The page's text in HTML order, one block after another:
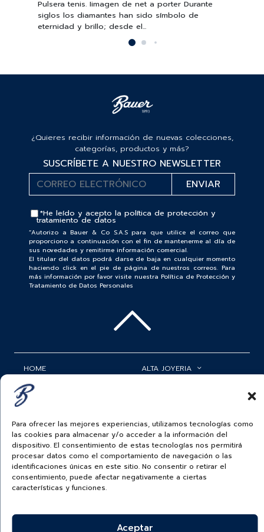
Para ofrecer las mejores experiencias, utilizamos tecnologías como
las cookies para almacenar y/o acceder a la información del
dispositivo. El consentimiento de estas tecnologías nos permitirá
procesar datos como el comportamiento de navegación o las
identificaciones únicas en este sitio. No consentir o retirar el
consentimiento, puede afectar negativamente a ciertas
características y funciones.
Aceptar
Pulsera tenis. Iimagen de net a porter Durante
siglos los diamantes han sido símbolo de
eternidad y brillo; desde el...
¿Quieres recibir información de nuevas colecciones,
categorías, productos y más?
SUSCRÍBETE A NUESTRO NEWSLETTER
*He leído y acepto la política de protección y
tratamiento de datos
“Autorizo a Bauer & Co S.A.S para que utilice el correo que
proporciono a continuación con el fin de mantenerme al día de
sus novedades y remitirme información comercial.
El titular del datos podrá darse de baja en cualquier momento
haciendo click en el pie de página de nuestros correos. Para
más información por favor visite nuestra Política de Protección y
Tratamiento de Datos Personales
HOME
ROLEX
RELOJERÍA
ALTA JOYERIA
BAUER NEWS
SERVICIOS
SIGUENOS EN